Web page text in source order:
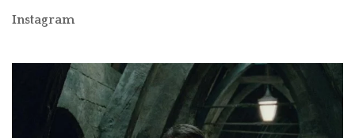
Instagram